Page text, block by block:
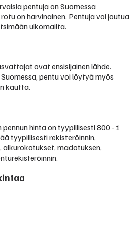
pentuja on Suomessa
on harvinainen. Pentuja voi joutua
ulkomailta.
ovat ensisijainen lähde.
pentu voi löytyä myös
kautta.
hinta on tyypillisesti800 - 1
tyypillisesti rekisteröinnin,
madotuksen,